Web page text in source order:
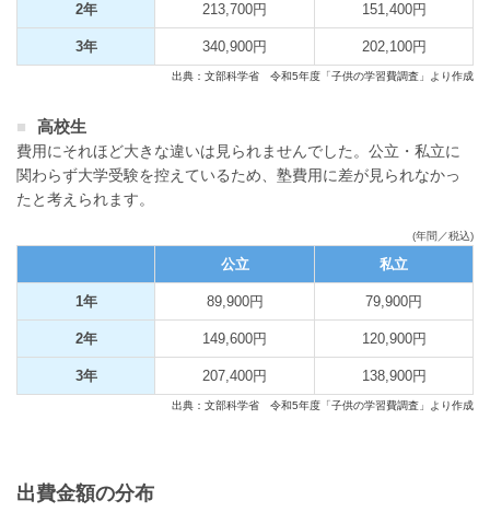
2年 213,700円 151,400円
3年 340,900円 202,100円
出典：文部科学省 令和5年度「子供の学習費調査」より作成
高校生
費用にそれほど大きな違いは見られませんでした。公立・私立に
関わらず大学受験を控えているため、塾費用に差が見られなかっ
たと考えられます。
(年間／税込)
公立 私立
1年 89,900円 79,900円
2年 149,600円 120,900円
3年 207,400円 138,900円
出典：文部科学省 令和5年度「子供の学習費調査」より作成
出費金額の分布